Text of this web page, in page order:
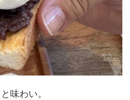
味わい。